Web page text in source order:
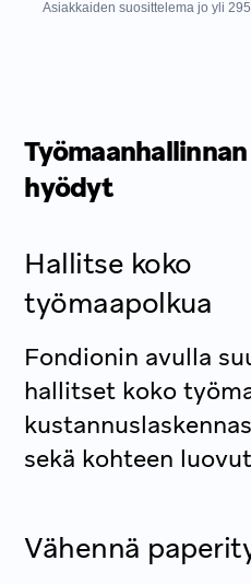
Asiakkaiden suosittelema jo yli 295
hyödyt
Hallitse koko
työmaapolkua
Fondionin avulla
hallitset koko
sekä kohteen
Vähennä